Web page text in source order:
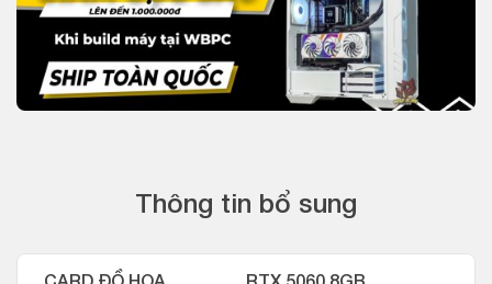
Thông tin bổ sung